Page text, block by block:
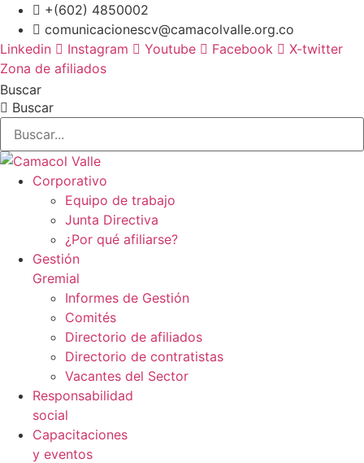
contenido
+(602) 4850002
comunicacionescv@camacolvalle.org.co
Linkedin
Instagram Youtube Facebook
X-twitter
Zona de afiliados
Buscar
Buscar
Corporativo
Equipo de trabajo
Junta Directiva
¿Por qué afiliarse?
Gestión
Gremial
Informes de Gestión
Comités
Directorio de afiliados
Directorio de contratistas
Vacantes del Sector
Responsabilidad
social
Capacitaciones
y eventos